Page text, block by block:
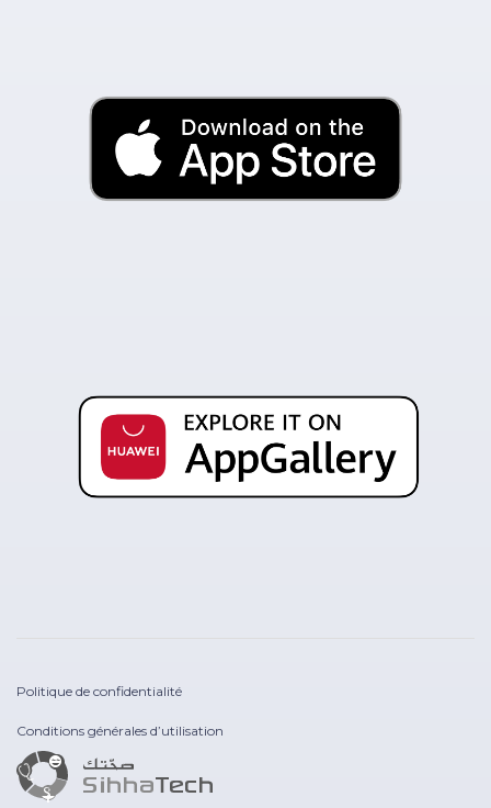
Politique de confidentialité
Conditions générales d’utilisation